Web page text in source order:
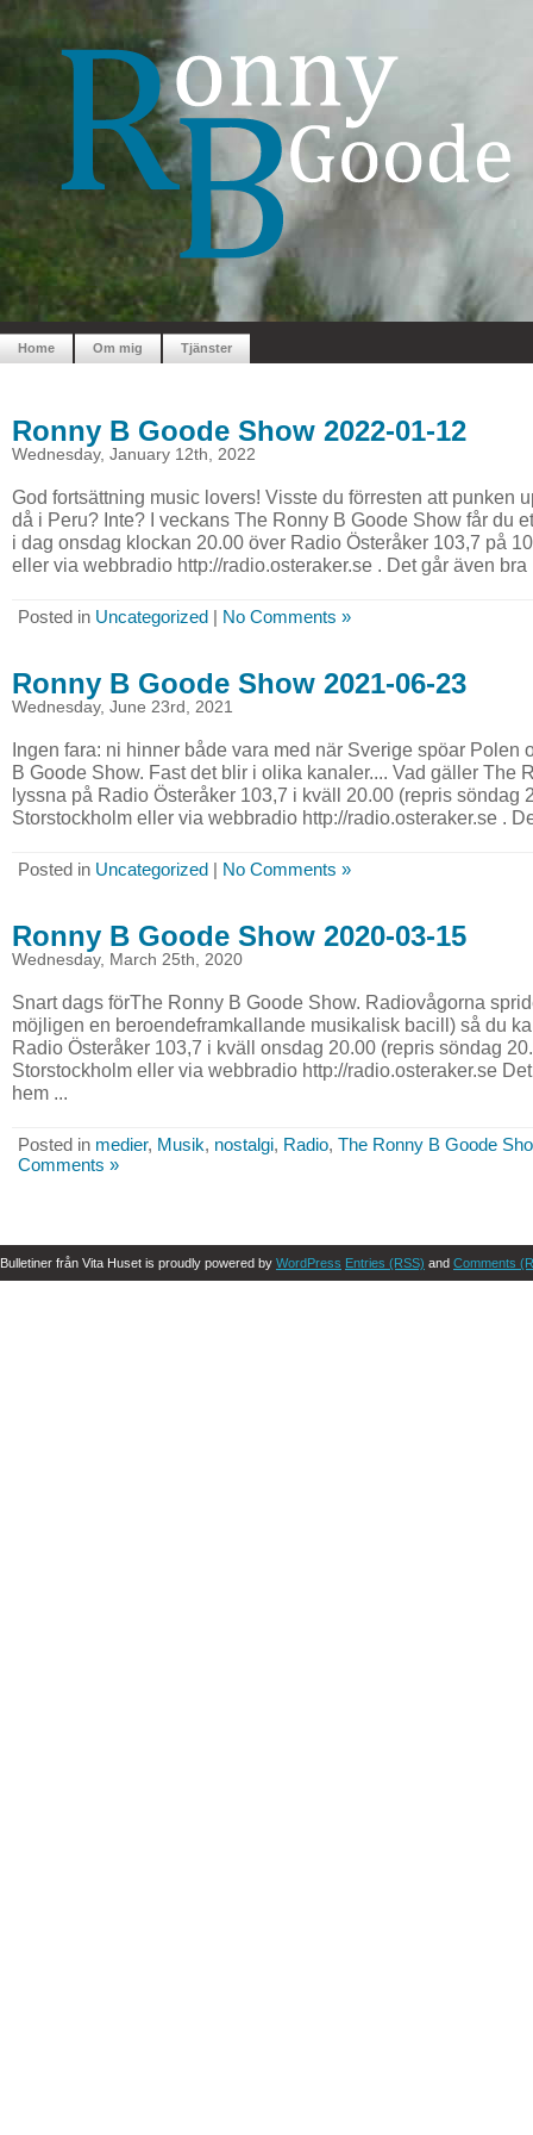
Home Om mig Tjänster
Ronny B Goode Show 2022-01-12
Wednesday, January 12th, 2022
God fortsättning music lovers! Visste du förresten att punken
då i Peru? Inte? I veckans The Ronny B Goode Show får du
i dag onsdag klockan 20.00 över Radio Österåker 103,7 på
eller via webbradio http://radio.osteraker.se . Det går även bra
Posted in Uncategorized | No Comments »
Ronny B Goode Show 2021-06-23
Wednesday, June 23rd, 2021
Ingen fara: ni hinner både vara med när Sverige spöar Polen
B Goode Show. Fast det blir i olika kanaler.... Vad gäller The
lyssna på Radio Österåker 103,7 i kväll 20.00 (repris söndag
Storstockholm eller via webbradio http://radio.osteraker.se .
Posted in Uncategorized | No Comments »
Ronny B Goode Show 2020-03-15
Wednesday, March 25th, 2020
Snart dags förThe Ronny B Goode Show. Radiovågorna
möjligen en beroendeframkallande musikalisk bacill) så du
Radio Österåker 103,7 i kväll onsdag 20.00 (repris söndag
Storstockholm eller via webbradio http://radio.osteraker.se
hem ...
Posted in medier, Musik, nostalgi, Radio, The Ronny B Goode
Comments »
Bulletiner från Vita Huset is proudly powered by WordPress Entries (RSS) and Comments